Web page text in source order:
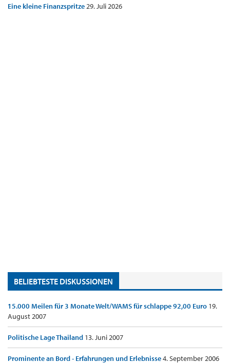
Eine kleine Finanzspritze29. Juli 2026
BELIEBTESTE DISKUSSIONEN
15.000 Meilen für 3 Monate Welt/WAMS für schlappe 92,00 Euro 19.
August 2007
Politische Lage Thailand 13. Juni 2007
Prominente an Bord - Erfahrungen und Erlebnisse4. September 2006